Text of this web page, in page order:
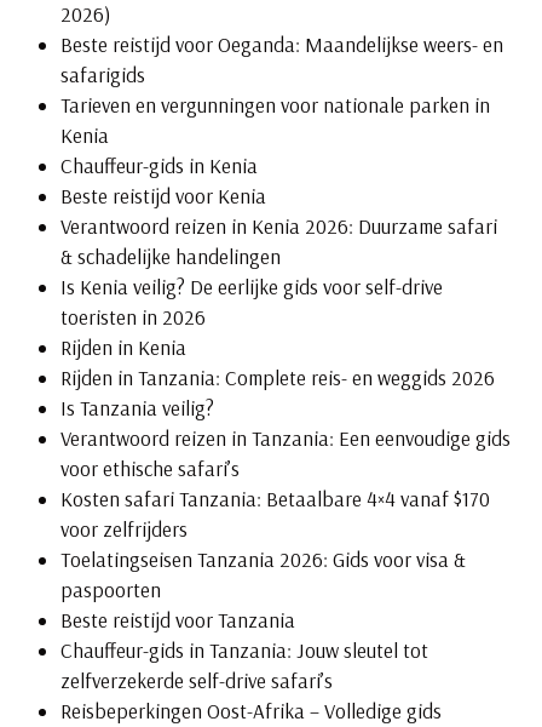
2026)
Beste reistijd voor Oeganda: Maandelijkse weers- en
safarigids
Tarieven en vergunningen voor nationale parken in
Kenia
Chauffeur-gids in Kenia
Beste reistijd voor Kenia
Verantwoord reizen in Kenia 2026: Duurzame safari
& schadelijke handelingen
Is Kenia veilig? De eerlijke gids voor self-drive
toeristen in 2026
Rijden in Kenia
Rijden in Tanzania: Complete reis- en weggids 2026
Is Tanzania veilig?
Verantwoord reizen in Tanzania: Een eenvoudige gids
voor ethische safari’s
Kosten safari Tanzania: Betaalbare 4×4 vanaf $170
voor zelfrijders
Toelatingseisen Tanzania 2026: Gids voor visa &
paspoorten
Beste reistijd voor Tanzania
Chauffeur-gids in Tanzania: Jouw sleutel tot
zelfverzekerde self-drive safari’s
Reisbeperkingen Oost-Afrika – Volledige gids